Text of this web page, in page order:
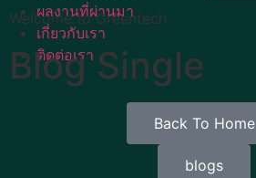
ผลงานที่ผ่านมา
เกี่ยวกับเรา
ติดต่อเรา
Welcome to Greentech
Blog Single
Back To Home
blogs